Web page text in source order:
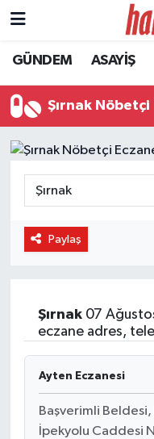
GÜNDEM ASAYİŞ
Şırnak
Paylaş
Şırnak07
eczane adres,
Ayten Eczanesi
Başverimli
İpekyolu Caddesi
Tire Nöbetçi
Tire Hava
Tire Trafik
Süper Lig Puan
Tüm Manşetler
Haber Arşivi